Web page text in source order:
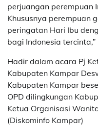
perjuangan perempuan
Khususnya perempuan
peringatan Hari Ibu
bagi Indonesia tercinta,”
Hadir dalam acara Pj
Kabupaten Kampar
Kabupaten Kampar
OPD dilingkungan
Ketua Organisasi
(Diskominfo Kampar)